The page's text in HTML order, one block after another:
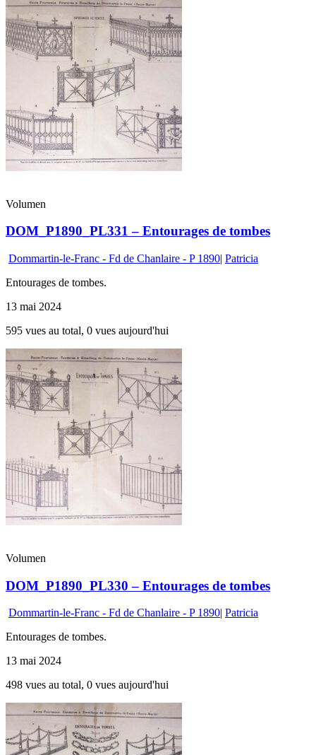
Volumen
DOM_P1890_PL331 – Entourages de tombes
Dommartin-le-Franc - Fd de Chanlaire - P 1890| Patricia
Entourages de tombes.
13 mai 2024
595 vues au total, 0 vues aujourd'hui
Volumen
DOM_P1890_PL330 – Entourages de tombes
Dommartin-le-Franc - Fd de Chanlaire - P 1890| Patricia
Entourages de tombes.
13 mai 2024
498 vues au total, 0 vues aujourd'hui